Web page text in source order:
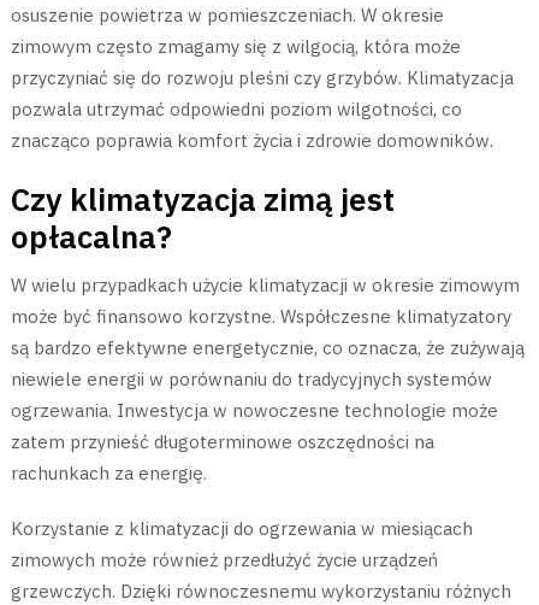
osuszenie powietrza w pomieszczeniach. W okresie
zimowym często zmagamy się z wilgocią, która może
przyczyniać się do rozwoju pleśni czy grzybów. Klimatyzacja
pozwala utrzymać odpowiedni poziom wilgotności, co
znacząco poprawia komfort życia i zdrowie domowników.
Czy klimatyzacja zimą jest
opłacalna?
W wielu przypadkach użycie klimatyzacji w okresie zimowym
może być finansowo korzystne. Współczesne klimatyzatory
są bardzo efektywne energetycznie, co oznacza, że zużywają
niewiele energii w porównaniu do tradycyjnych systemów
ogrzewania. Inwestycja w nowoczesne technologie może
zatem przynieść długoterminowe oszczędności na
rachunkach za energię.
Korzystanie z klimatyzacji do ogrzewania w miesiącach
zimowych może również przedłużyć życie urządzeń
grzewczych. Dzięki równoczesnemu wykorzystaniu różnych